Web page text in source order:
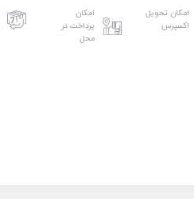
امکان تحویل
اکسپرس
امکان
پرداخت در
محل